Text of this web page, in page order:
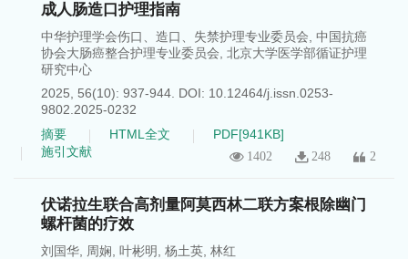
成人肠造口护理指南
中华护理学会伤口、造口、失禁护理专业委员会 中国抗癌
协会大肠癌整合护理专业委员会 北京大学医学部循证护理
研究中心
2025, 56(10): 937-944. DOI: 10.12464/j.issn.0253-
9802.2025-0232
摘要
HTML全文 PDF[941KB]
施引文献
1402 248 2
伏诺拉生联合高剂量阿莫西林二联方案根除幽门
螺杆菌的疗效
刘国华 周娴 叶彬明 杨土英 林红